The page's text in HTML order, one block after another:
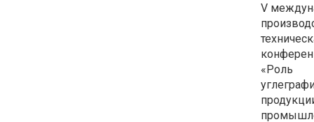
V
«Роль